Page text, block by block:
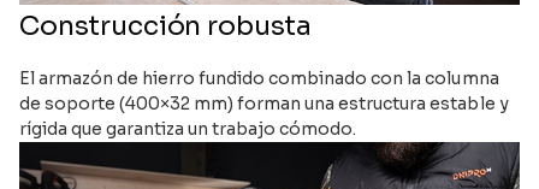
Construcción robusta
El armazón de hierro fundido combinado con la columna
de soporte (400×32 mm) forman una estructura estable y
rígida que garantiza un trabajo cómodo.